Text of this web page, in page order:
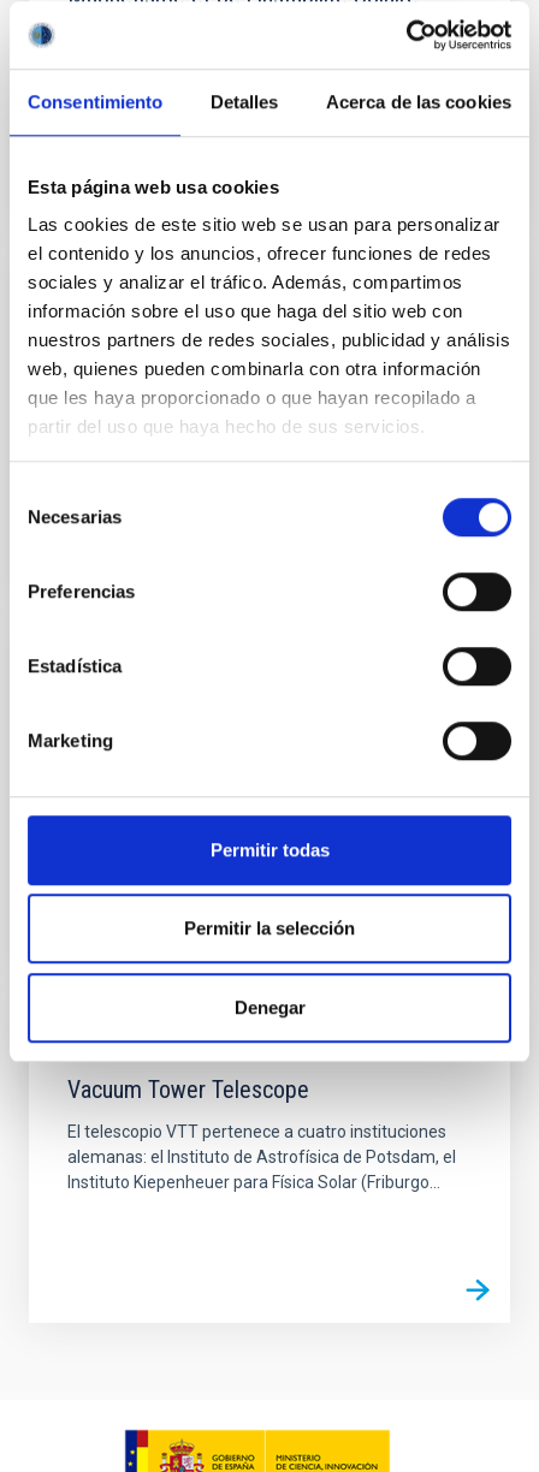
Consentimiento Detalles Acerca de las cookies
Esta página web usa cookies
Las cookies de este sitio web se usan para personalizar
el contenido y los anuncios, ofrecer funciones de redes
sociales y analizar el tráfico. Además, compartimos
información sobre el uso que haga del sitio web con
nuestros partners de redes sociales, publicidad y análisis
web, quienes pueden combinarla con otra información
que les haya proporcionado o que hayan recopilado a
partir del uso que haya hecho de sus servicios.
Necesarias
Preferencias
Estadística
Marketing
Permitir todas
Permitir la selección
Denegar
THEMIS es un experimento conjunto de las agencias
INSTALACIÓN
Telescopio Solar Europeo
generation large-aperture solar telescope. This 4-
metre telescope will be optimised for studies of the
magnetic...
INSTALACIÓN
INSTALACIÓN
Vacuum Tower Telescope
El telescopio VTT pertenece a cuatro instituciones
alemanas: el Instituto de Astrofísica de Potsdam, el
Instituto Kiepenheuer para Física Solar (Friburgo...